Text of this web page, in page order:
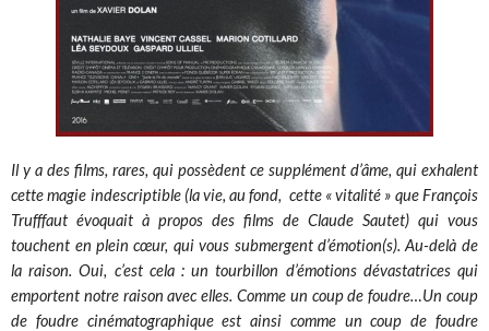
Il y a des films, rares, qui possèdent ce supplément d’âme, qui exhalent
cette magie indescriptible (la vie, au fond, cette « vitalité » que François
Trufffaut évoquait à propos des films de Claude Sautet) qui vous
touchent en plein cœur, qui vous submergent d’émotion(s). Au-delà de
la raison. Oui, c’est cela : un tourbillon d’émotions dévastatrices qui
emportent notre raison avec elles. Comme un coup de foudre…Un coup
de foudre cinématographique est ainsi comme un coup de foudre